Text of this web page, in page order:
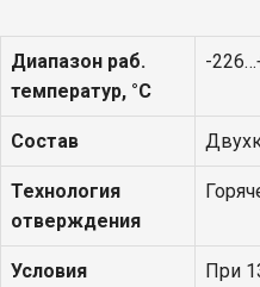
Диапазон раб.
температур, °С
-
Состав
Технология
отверждения
Условия
При